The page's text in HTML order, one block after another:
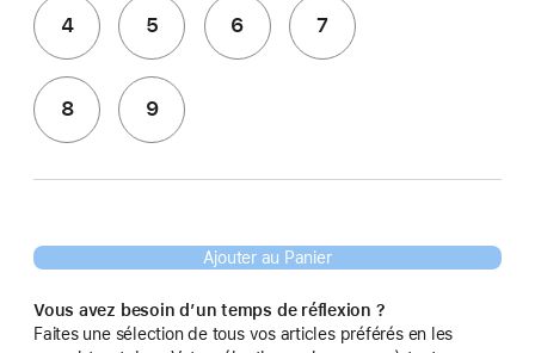
4 5 6 7
8 9
Ajouter au Panier
Vous avez besoin d’un temps de réflexion ?
Faites une sélection de tous vos articles préférés en les